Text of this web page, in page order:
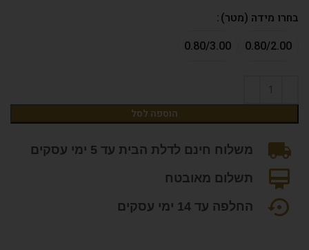
בחרו מידה (מטר)
0.80/2.00
0.80/3.00
הוספה לסל
משלוח חינם לדלת הבית עד 5 ימי עסקים
תשלום מאובטח
החלפה עד 14 ימי עסקים